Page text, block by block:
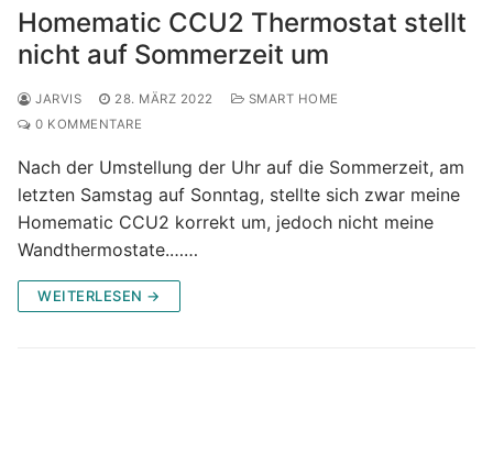
Homematic CCU2 Thermostat stellt
nicht auf Sommerzeit um
JARVIS 28. MÄRZ 2022
SMART HOME
0 KOMMENTARE
Nach der Umstellung der Uhr auf die Sommerzeit, am
letzten Samstag auf Sonntag, stellte sich zwar meine
Homematic CCU2 korrekt um, jedoch nicht meine
Wandthermostate.……
WEITERLESEN →